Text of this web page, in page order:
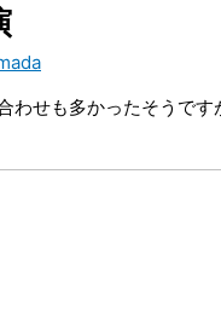
わせも多かったそうで